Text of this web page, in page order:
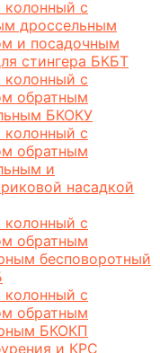
с
дроссельным
и посадочным
стингера БКБТ
с
обратным
БКОКУ
с
обратным
и
насадкой
с
обратным
бесповоротный
с
обратным
БКОКП
и КРС